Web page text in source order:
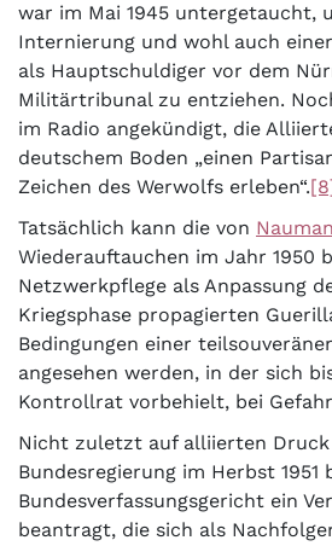
war im Mai 1945 untergetaucht,
Internierung und wohl auch
als Hauptschuldiger vor dem
Militärtribunal zu entziehen.
im Radio angekündigt, die
deutschem Boden „einen
Zeichen des Werwolfs erleben“.
Tatsächlich kann die von
Wiederauftauchen im Jahr 1950
Netzwerkpflege als Anpassung
Kriegsphase propagierten
Bedingungen einer
angesehen werden, in der sich
Kontrollrat vorbehielt, bei
Nicht zuletzt auf alliierten
Bundesregierung im Herbst 1951
Bundesverfassungsgericht ein
beantragt, die sich als